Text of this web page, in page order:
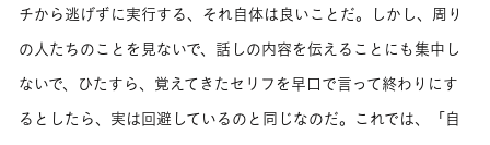
チから逃げずに実行する、それ自体は良いことだ。しかし、周り
の人たちのことを見ないで、話しの内容を伝えることにも集中し
ないで、ひたすら、覚えてきたセリフを早口で言って終わりにす
るとしたら、実は回避しているのと同じなのだ。これでは、「自